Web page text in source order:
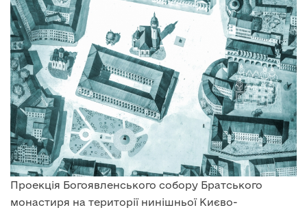
Проекція Богоявленського собору Братського
монастиря на території нинішньої Києво-